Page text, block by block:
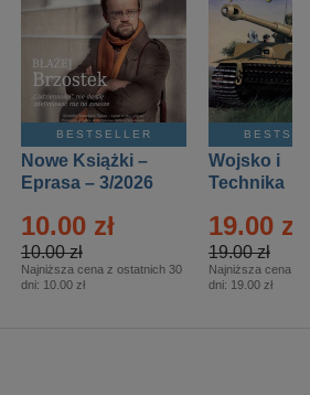
BESTSELLER
Nowe Książki –
Eprasa – 3/2026
10.00 zł
10.00 zł
Najniższa cena z ostatnich 30
dni: 10.00 zł
Wojsko i
Technika
– 2/2026
19.00 zł
19.00 zł
Najniższa cena z
dni: 19.00 zł